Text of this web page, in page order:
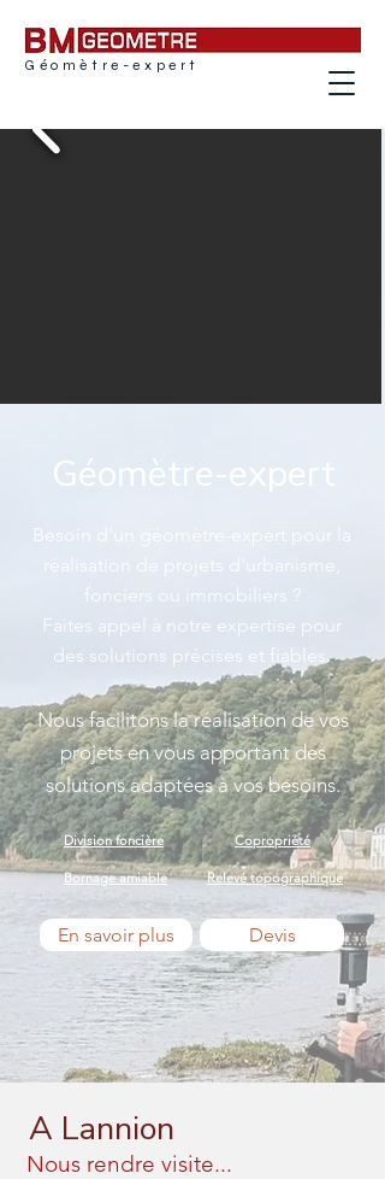
Géomètre-expert
Besoin d'un géomètre-expert pour la
réalisation de projets d'urbanisme,
fonciers ou immobiliers ?
Faites appel à notre expertise pour
des solutions précises et fiables.
Devis
Nous facilitons la réalisation de vos
projets en vous apportant des
solutions adaptées à vos besoins.
Géomètre-expert
Division foncière
Bornage amiable
Copropriété
Relevé topographique
En savoir plus
A Lannion
Nous rendre visite...